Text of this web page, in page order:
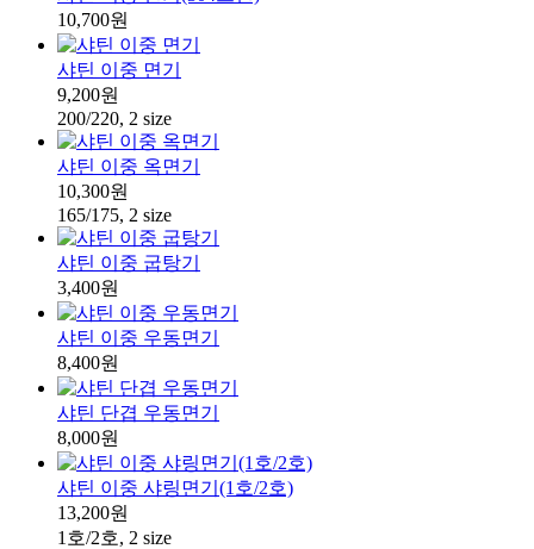
10,700원
샤틴 이중 면기
9,200원
200/220, 2 size
샤틴 이중 옥면기
10,300원
165/175, 2 size
샤틴 이중 굽탕기
3,400원
샤틴 이중 우동면기
8,400원
샤틴 단겹 우동면기
8,000원
샤틴 이중 샤링면기(1호/2호)
13,200원
1호/2호, 2 size